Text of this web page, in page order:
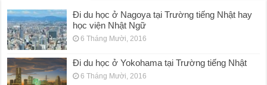
Đi du học ở Nagoya tại Trường tiếng Nhật hay
học viện Nhật Ngữ
6 Tháng Mười, 2016
Đi du học ở Yokohama tại Trường tiếng Nhật
6 Tháng Mười, 2016